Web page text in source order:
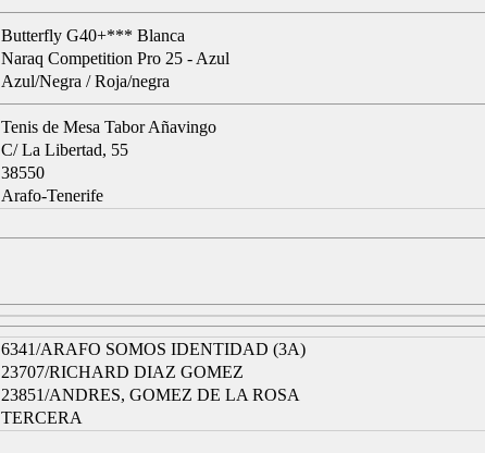
Butterfly G40+*** Blanca
Naraq Competition Pro 25 - Azul
Azul/Negra / Roja/negra
Tenis de Mesa Tabor Añavingo
C/ La Libertad, 55
38550
Arafo-Tenerife
6341/ARAFO SOMOS IDENTIDAD (3A)
23707/RICHARD DIAZ GOMEZ
23851/ANDRES, GOMEZ DE LA ROSA
TERCERA